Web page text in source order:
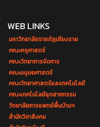
WEB LINKS
มหาวิทยาลัยราชภัฏเชียงราย
คณะครุศาสตร์
คณะวิทยาการจัดการ
คณะมนุษยศาสตร์
คณะวิทยาศาสตร์และเทคโนโลยี
คณะเทคโนโลยีอุตสาหกรรม
วิทยาลัยการแพทย์พื้นบ้านฯ
สำนักวิชาสังคม